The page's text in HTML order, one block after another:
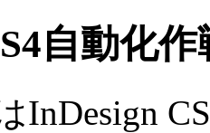
自動化
InDesign